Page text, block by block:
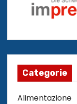
Categorie
Alimentazione